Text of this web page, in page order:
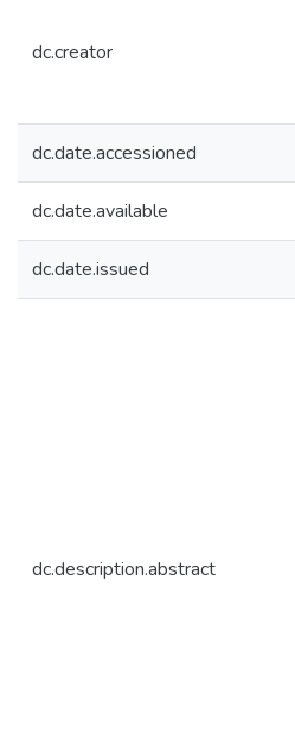
dc.creator
dc.date.accessioned
dc.date.available
dc.date.issued
dc.description.abstract